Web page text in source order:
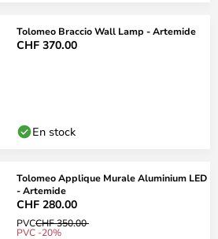
Tolomeo Braccio Wall Lamp - Artemide
CHF 370.00
En stock
Tolomeo Applique Murale Aluminium LED
- Artemide
CHF 280.00
PVCCHF 350.00
PVC -20%